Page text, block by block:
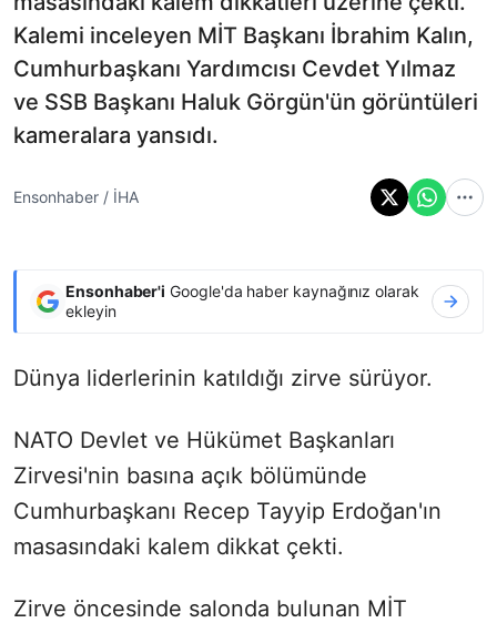
Kalemi inceleyen MİT Başkanı İbrahim Kalın,
Cumhurbaşkanı Yardımcısı Cevdet Yılmaz
ve SSB Başkanı Haluk Görgün'ün görüntüleri
kameralara yansıdı.
Ensonhaber / İHA
Ensonhaber'i Google'da haber kaynağınız olarak
ekleyin
Dünya liderlerinin katıldığı zirve sürüyor.
NATO Devlet ve Hükümet Başkanları
Zirvesi'nin basına açık bölümünde
Cumhurbaşkanı Recep Tayyip Erdoğan'ın
masasındaki kalem dikkat çekti.
Zirve öncesinde salonda bulunan MİT